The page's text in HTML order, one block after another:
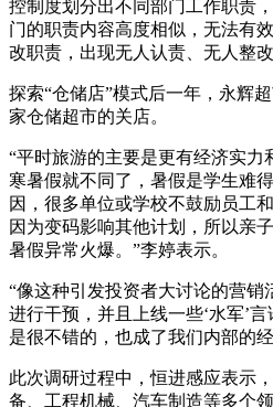
控制度划分出不同部门工作职责
门的职责内容高度相似，无法有
改职责，出现无人认责、无人整改
探索“仓储店”模式后一年，永辉
家仓储超市的关店。
“平时旅游的主要是更有经济实力
寒暑假就不同了，暑假是学生难
因，很多单位或学校不鼓励员工
因为变码影响其他计划，所以亲
暑假异常火爆。”李婷表示。
“像这种引发投资者大讨论的营销
进行干预，并且上线一些‘水军’
是很不错的，也成了我们内部的
此次调研过程中，恒进感应表示
备、工程机械、汽车制造等多个